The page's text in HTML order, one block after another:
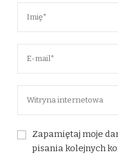
Zapamiętaj moje
pisania kolejnych